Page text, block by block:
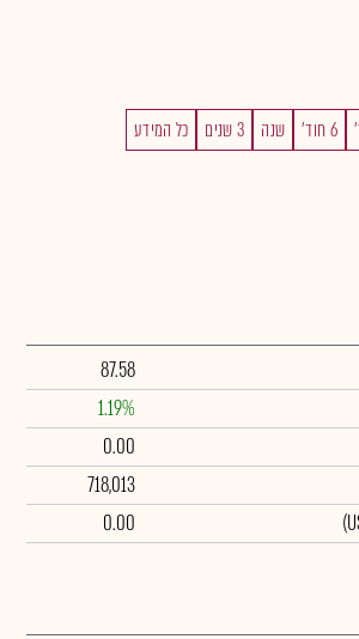
6 חוד' שנה 3 שנים כל המידע
87.58
1.19%
0.00
718,013
0.00